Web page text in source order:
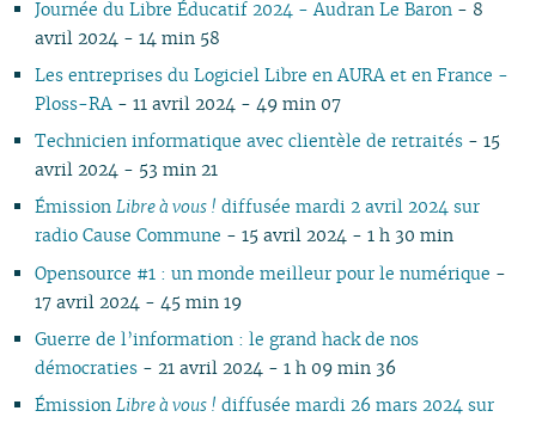
0102
01
02
01
02
02
02
02
02
03
02
02 03
03
01
Journée du Libre Éducatif 2024 - Audran Le Baron- 8
avril 2024 - 14 min 58
Les entreprises du Logiciel Libre en AURA et en France -
Ploss-RA- 11 avril 2024 - 49 min 07
Technicien informatique avec clientèle de retraités - 15
avril 2024 - 53 min 21
Émission Libre à vous ! diffusée mardi 2 avril 2024 sur
radio Cause Commune - 15 avril 2024 - 1 h 30 min
Opensource #1 : un monde meilleur pour le numérique -
17 avril 2024 - 45 min 19
Guerre de l’information : le grand hack de nos
démocraties - 21 avril 2024 - 1 h 09 min 36
Émission Libre à vous ! diffusée mardi 26 mars 2024 sur